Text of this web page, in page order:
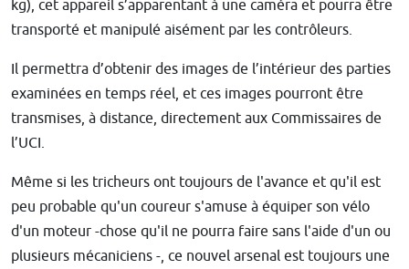
kg), cet appareil s’apparentant à une caméra et pourra être
transporté et manipulé aisément par les contrôleurs.
Il permettra d’obtenir des images de l’intérieur des parties
examinées en temps réel, et ces images pourront être
transmises, à distance, directement aux Commissaires de
l’UCI.
Même si les tricheurs ont toujours de l'avance et qu'il est
peu probable qu'un coureur s'amuse à équiper son vélo
d'un moteur -chose qu'il ne pourra faire sans l'aide d'un ou
plusieurs mécaniciens -, ce nouvel arsenal est toujours une